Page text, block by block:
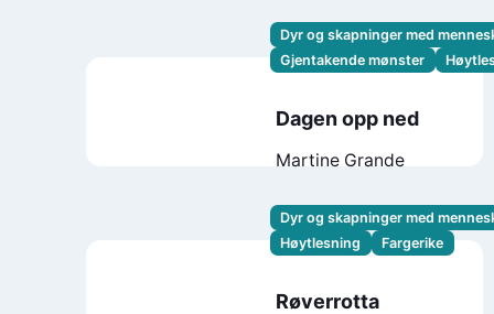
Dyr og skapninger med
Gjentakende mønster
Dagen opp ned
Martine Grande
Dyr og skapninger med
Høytlesning
Fargerike
Røverrotta